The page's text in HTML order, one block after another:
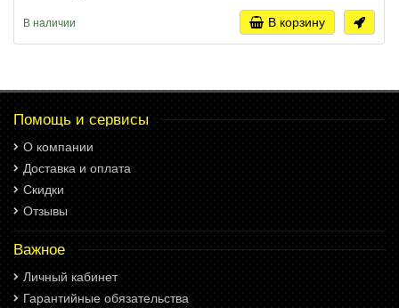
В наличии В корзину
Помощь и сервисы
О компании
Доставка и оплата
Скидки
Отзывы
Важное
Личный кабинет
Гарантийные обязательства